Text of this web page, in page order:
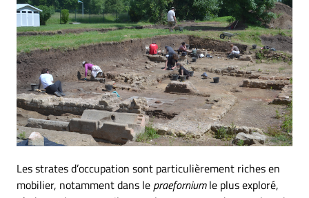
Les strates d’occupation sont particulièrement riches en
mobilier, notamment dans le praeforniumle plus exploré,